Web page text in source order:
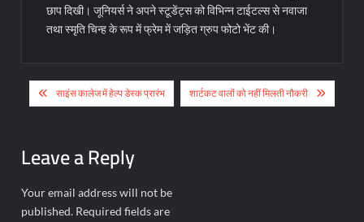
छाप दिखी। जूनियर्स ने अपने स्टूडेंट्स को विभिन्न टाईटल्स से नवाजा
तथा स्मृति चिन्ह के रूप में फ्रेम में जड़ित ग्रुप फोटो भेंट की।
Post
navigation
साइंस कालेज में हेल्प डेस्क प्रारंभ शार्टकट वालों को नहीं मिलती नौकरी
Leave a Reply
Your email address will not be
published. Required fields are